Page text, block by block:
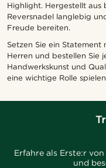
Highlight. Hergestellt aus
Reversnadel langlebig
Freude bereiten.
Setzen Sie ein Statement
Herren und bestellen Sie
Handwerkskunst und
eine wichtige Rolle
Erfahre als Erste:r
und